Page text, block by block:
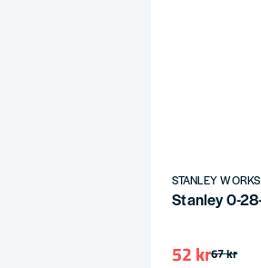
STANLEY WORKS
Stanley 0-
67 kr
52 kr